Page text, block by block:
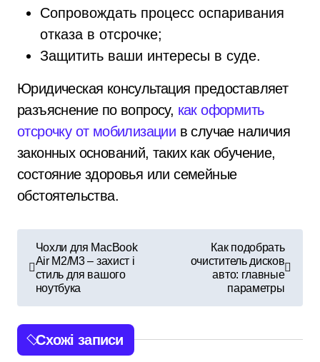
Сопровождать процесс оспаривания
отказа в отсрочке;
Защитить ваши интересы в суде.
Юридическая консультация предоставляет
разъяснение по вопросу, как оформить
отсрочку от мобилизации в случае наличия
законных оснований, таких как обучение,
состояние здоровья или семейные
обстоятельства.
в
і
Чохли для MacBook
Air M2/M3 – захист і
стиль для вашого
ноутбука
Как подобрать
очиститель дисков
авто: главные
параметры
Схожі записи